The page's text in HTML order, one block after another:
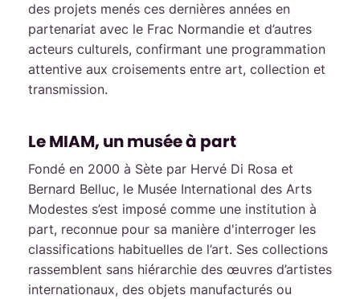
des projets menés ces dernières années en
partenariat avec le Frac Normandie et d’autres
acteurs culturels, confirmant une programmation
attentive aux croisements entre art, collection et
transmission.
Le MIAM, un musée à part
Fondé en 2000 à Sète par Hervé Di Rosa et
Bernard Belluc, le Musée International des Arts
Modestes s’est imposé comme une institution à
part, reconnue pour sa manière d'interroger les
classifications habituelles de l’art. Ses collections
rassemblent sans hiérarchie des œuvres d’artistes
internationaux, des objets manufacturés ou